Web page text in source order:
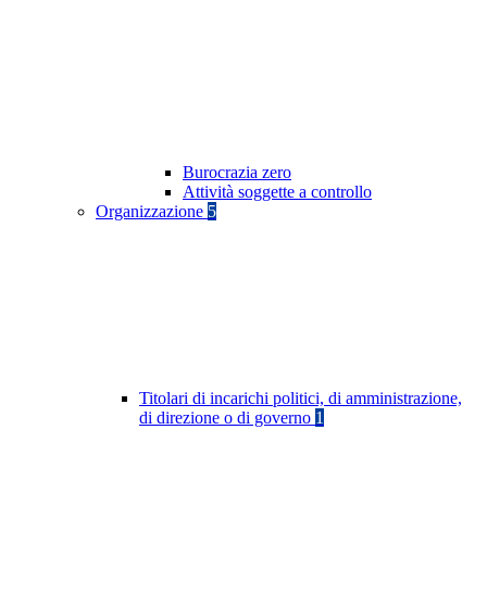
Burocrazia zero
Attività soggette a controllo
Organizzazione 5
Titolari di incarichi politici, di amministrazione,
di direzione o di governo 1